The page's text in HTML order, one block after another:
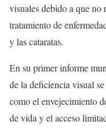
visuales debido a que no
tratamiento de
y las cataratas.
En su primer informe
de la deficiencia visual
como el envejecimiento
de vida y el acceso